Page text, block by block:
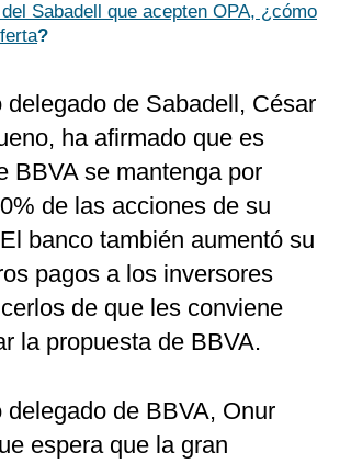
Sabadell que acepten OPA, ¿cómo
?
delegado de Sabadell, César
ha afirmado que es
BBVA se mantenga por
de las acciones de su
banco también aumentó su
pagos a los inversores
de que les conviene
la propuesta de BBVA.
delegado de BBVA, Onur
espera que la gran